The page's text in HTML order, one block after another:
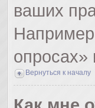
ваших
опросах»
Вернуться к началу